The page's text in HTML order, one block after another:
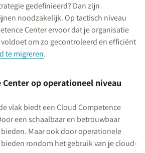
gedefinieerd? Dan zijn
noodzakelijk. Op tactisch niveau
Center ervoor dat je organisatie
om zo gecontroleerd en efficiënt
te migreren.
Center op operationeel niveau
vlak biedt een Cloud Competence
een schaalbaar en betrouwbaar
Maar ook door operationele
rondom het gebruik van je cloud-